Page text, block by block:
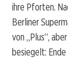
ihre Pforten.
Berliner
von „Plus“,
besiegelt: